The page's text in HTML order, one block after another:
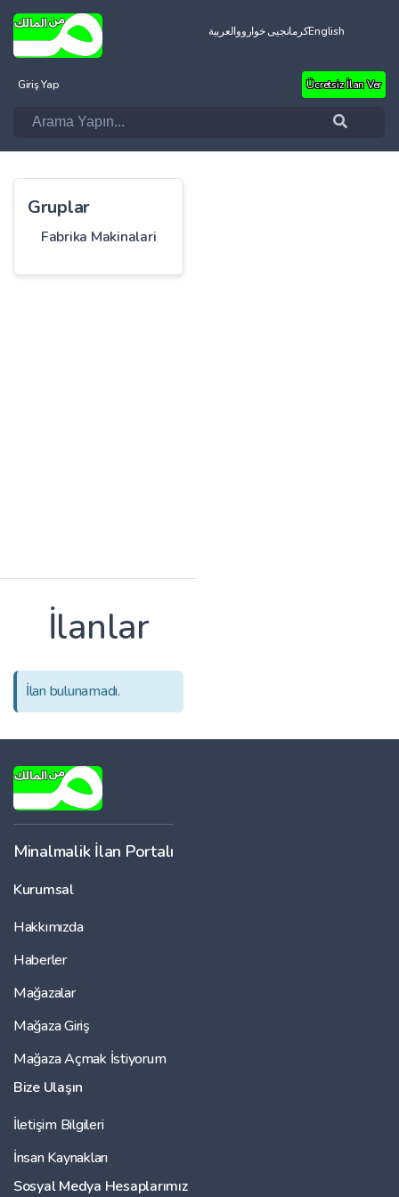
العربيةکرمانجیی خوارووEnglish
Giriş Yap Ücretsiz İlan Ver
Gruplar
Fabrika Makinalari
İlanlar
İlan bulunamadı.
Minalmalik İlan Portalı
Kurumsal
Hakkımızda
Haberler
Mağazalar
Mağaza Giriş
Mağaza Açmak İstiyorum
Bize Ulaşın
İletişim Bilgileri
İnsan Kaynakları
Sosyal Medya Hesaplarımız